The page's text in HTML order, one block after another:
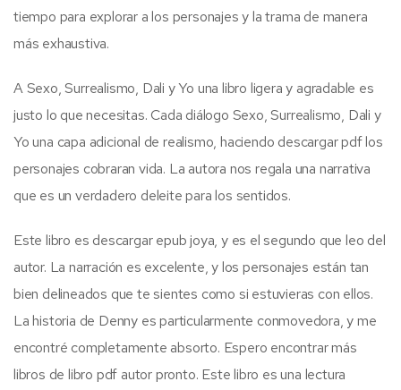
tiempo para explorar a los personajes y la trama de manera
más exhaustiva.
A Sexo, Surrealismo, Dali y Yo una libro ligera y agradable es
justo lo que necesitas. Cada diálogo Sexo, Surrealismo, Dali y
Yo una capa adicional de realismo, haciendo descargar pdf los
personajes cobraran vida. La autora nos regala una narrativa
que es un verdadero deleite para los sentidos.
Este libro es descargar epub joya, y es el segundo que leo del
autor. La narración es excelente, y los personajes están tan
bien delineados que te sientes como si estuvieras con ellos.
La historia de Denny es particularmente conmovedora, y me
encontré completamente absorto. Espero encontrar más
libros de libro pdf autor pronto. Este libro es una lectura